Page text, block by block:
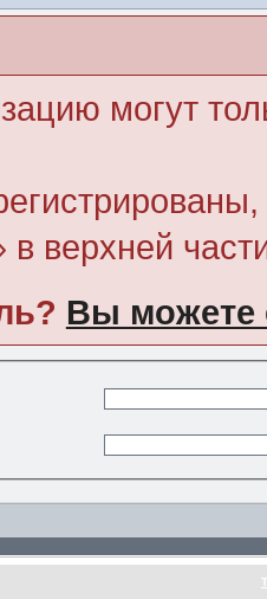
могут
в верхней
Вы можете